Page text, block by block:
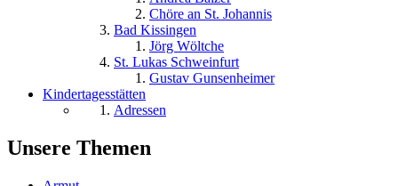
Chöre an St. Johannis
Bad Kissingen
Jörg Wöltche
St. Lukas Schweinfurt
Gustav Gunsenheimer
Kindertagesstätten
Adressen
Unsere Themen